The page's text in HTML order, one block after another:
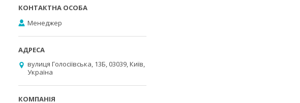
Менеджер
вулиця Голосіївська, 13Б, 03039, Київ,
Україна